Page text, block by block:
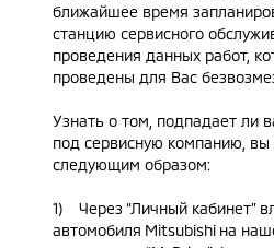
ближайшее время
станцию сервисного
проведения данных работ,
проведены для Вас
Узнать о том, подпадает ли
под сервисную компанию,
следующим образом:
1)
Через “Личный кабинет”
автомобиля Mitsubishi на